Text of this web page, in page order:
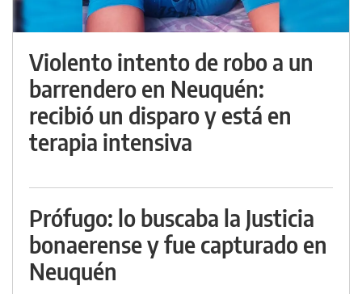
Violento intento de robo a un
barrendero en Neuquén:
recibió un disparo y está en
terapia intensiva
Prófugo: lo buscaba la Justicia
bonaerense y fue capturado en
Neuquén